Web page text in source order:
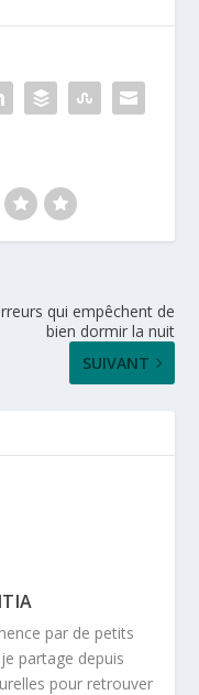
qui empêchent de
bien dormir la nuit
SUIVANT
par de petits
partage depuis
pour retrouver